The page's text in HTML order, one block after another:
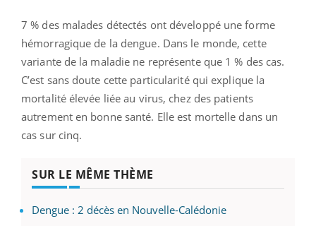
7 % des malades détectés ont développé une forme
hémorragique de la dengue. Dans le monde, cette
variante de la maladie ne représente que 1 % des cas.
C’est sans doute cette particularité qui explique la
mortalité élevée liée au virus, chez des patients
autrement en bonne santé. Elle est mortelle dans un
cas sur cinq.
SUR LE MÊME THÈME
Dengue : 2 décès en Nouvelle-Calédonie